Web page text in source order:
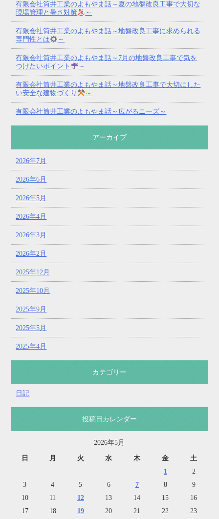
有限会社筒井工業のよもやま話～夏の地盤改良工事で大切な
現場管理と暑さ対策
～
有限会社筒井工業のよもやま話～地盤改良工事に求められる
専門性とは
～
有限会社筒井工業のよもやま話～7月の地盤改良工事で気を
つけたいポイント
～
有限会社筒井工業のよもやま話～地盤改良工事で大切にした
い安全な建物づくり
～
有限会社筒井工業のよもやま話～広がるニーズ～
アーカイブ
2026年7月
2026年6月
2026年5月
2026年4月
2026年3月
2026年2月
2025年12月
2025年10月
2025年9月
2025年5月
2025年4月
カテゴリー
日記
投稿日カレンダー
2026年5月
日 月 火 水 木 金
土
1
2
3
4 5 6 7 8
9
10
11 12 13 14 15
16
17
18 19 20 21 22 23